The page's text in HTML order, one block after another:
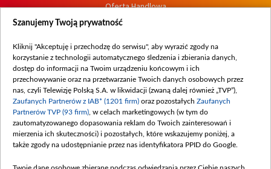
Oferta Handlowa
Dostępność
Procedura zgłoszeń wewnętrznych
Szanujemy Twoją prywatność
Kliknij "Akceptuję i przechodzę do serwisu", aby wyrazić zgody na
korzystanie z technologii automatycznego śledzenia i zbierania danych,
dostęp do informacji na Twoim urządzeniu końcowym i ich
przechowywanie oraz na przetwarzanie Twoich danych osobowych przez
nas, czyli Telewizję Polską S.A. w likwidacji (zwaną dalej również „TVP”),
Zaufanych Partnerów z IAB* (1201 firm) oraz pozostałych Zaufanych
Partnerów TVP (93 firm) , w celach marketingowych (w tym do
zautomatyzowanego dopasowania reklam do Twoich zainteresowań i
mierzenia ich skuteczności) i pozostałych, które wskazujemy poniżej, a
także zgody na udostępnianie przez nas identyfikatora PPID do Google.